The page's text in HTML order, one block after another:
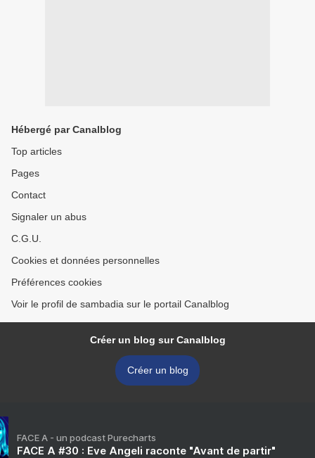
Hébergé par Canalblog
Top articles
Pages
Contact
Signaler un abus
C.G.U.
Cookies et données personnelles
Préférences cookies
Voir le profil de sambadia sur le portail Canalblog
Créer un blog sur Canalblog
Créer un blog
FACE A - un podcast Purecharts
FACE A #30 : Eve Angeli raconte "Avant de partir"